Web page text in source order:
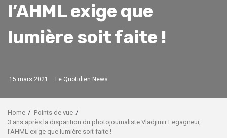
l’AHML exige que
lumière soit faite !
15 mars 2021 Le Quotidien News
Home
Points de vue
3 ans après la disparition du photojournaliste Vladjimir Legagneur,
l’AHML exige que lumière soit faite !